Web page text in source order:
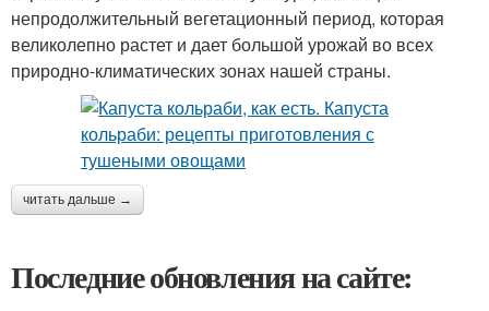
непродолжительный вегетационный период, которая
великолепно растет и дает большой урожай во всех
природно-климатических зонах нашей страны.
читать дальше →
Последние обновления на сайте: